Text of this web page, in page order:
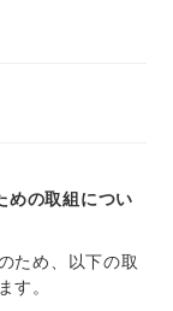
めの取組につい
ため、以下の取
す。